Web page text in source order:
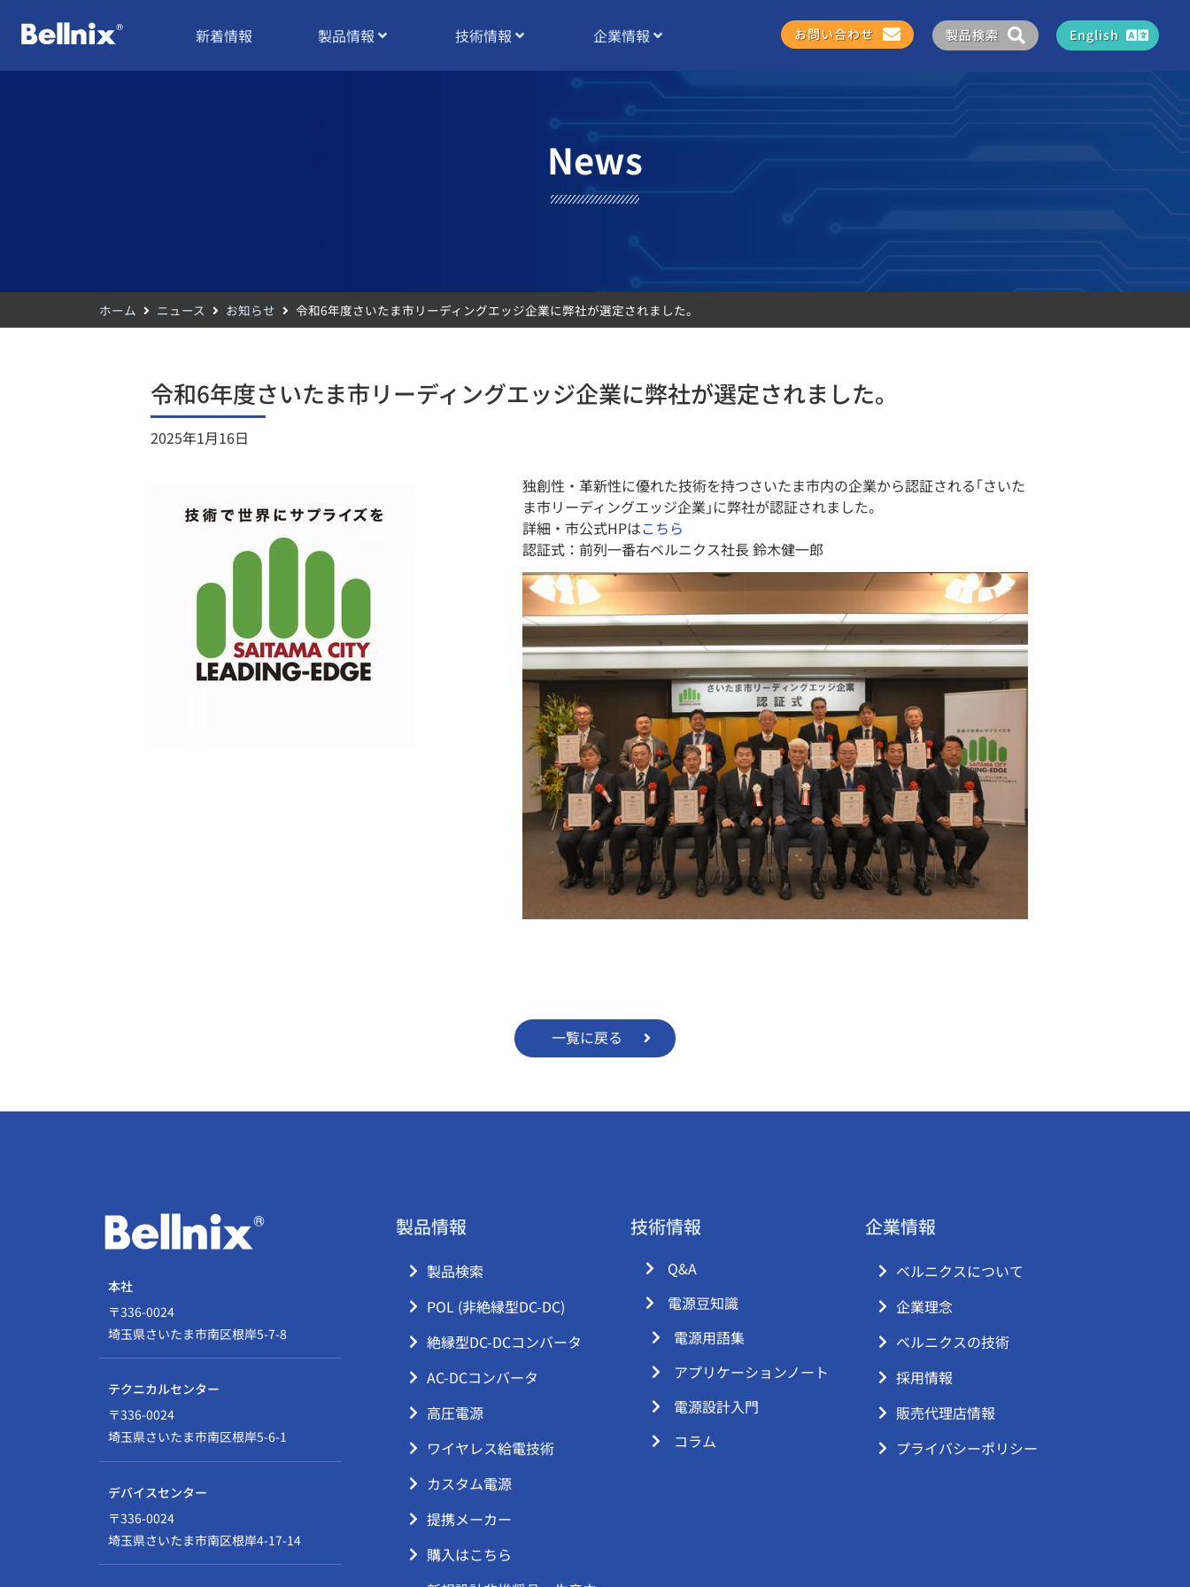
新着情報 製品情報 技術情報 企業情報 お問い合わせ 製品検索 English
News
ホーム ニュース お知らせ 令和6年度さいたま市リーディングエッジ企業に弊社が選定されました。
令和6年度さいたま市リーディングエッジ企業に弊社が選定されました。
2025年1月16日
独創性・革新性に優れた技術を持つさいたま市内の企業から認証される｢さいた
ま市リーディングエッジ企業｣に弊社が認証されました。
詳細・市公式HPはこちら
認証式：前列一番右ベルニクス社長 鈴木健一郎
一覧に戻る
本社
〒336-0024
埼玉県さいたま市南区根岸5-7-8
テクニカルセンター
〒336-0024
埼玉県さいたま市南区根岸5-6-1
デバイスセンター
〒336-0024
埼玉県さいたま市南区根岸4-17-14
製品情報
製品検索
POL (非絶縁型DC-DC)
絶縁型DC-DCコンバータ
AC-DCコンバータ
高圧電源
ワイヤレス給電技術
カスタム電源
提携メーカー
購入はこちら
技術情報
Q&A
電源豆知識
電源用語集
アプリケーションノート
電源設計入門
コラム
企業情報
ベルニクスについて
企業理念
ベルニクスの技術
採用情報
販売代理店情報
プライバシーポリシー